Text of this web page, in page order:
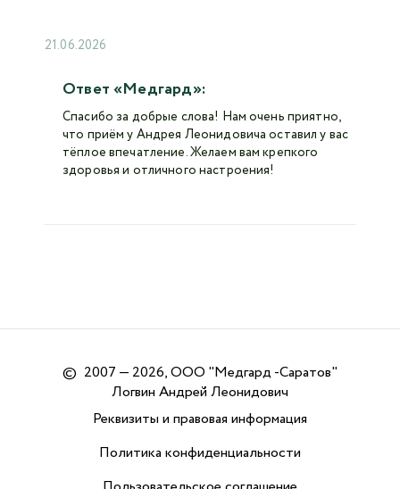
21.06.2026
Ответ «Медгард»:
Спасибо за добрые слова! Нам очень приятно,
что приём у Андрея Леонидовича оставил у вас
тёплое впечатление. Желаем вам крепкого
здоровья и отличного настроения!
© 2007 — 2026, ООО "Медгард -Саратов"
Логвин Андрей Леонидович
Реквизиты и правовая информация
Политика конфиденциальности